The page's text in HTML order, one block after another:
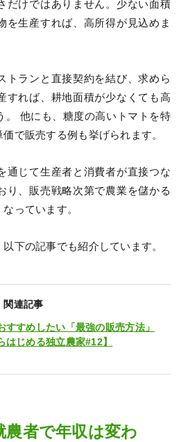
だけではありません。少ない面積
を生産すれば、高所得が見込めま
トランと直接契約を結び、求めら
すれば、耕地面積が少なくても高
。 他にも、糖度の高いトマトを特
で販売する例も挙げられます。
通じて生産者と消費者が直接つな
り、販売戦略次第で農業を儲かる
っています。
下の記事でも紹介しています。
関連記事
すすめしたい「最強の販売方法」
はじめる独立農家#12】
農者で年収は変わ